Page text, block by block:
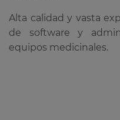
Alta calidad y vasta
de software y
equipos medicinales.